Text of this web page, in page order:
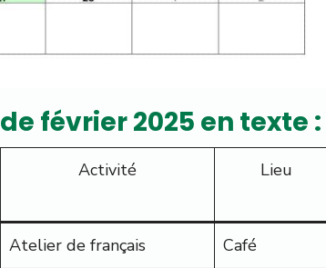
février 2025 en texte :
Activité Lieu
Atelier de français Café